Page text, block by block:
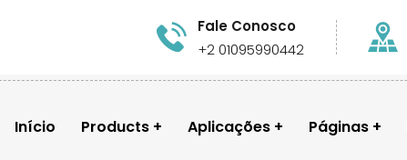
Fale Conosco
+2 01095990442
Início Products Aplicações Páginas